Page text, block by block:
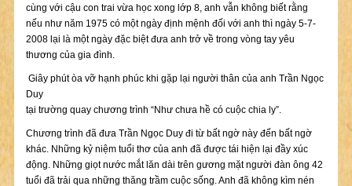
cùng với cậu con trai vừa học xong lớp 8, anh vẫn không biết rằng
nếu như năm 1975 có một ngày định mệnh đối với anh thì ngày 5-7-
2008 lại là một ngày đặc biệt đưa anh trở về trong vòng tay yêu
thương của gia đình.
Giây phút òa vỡ hạnh phúc khi gặp lại người thân của anh Trần Ngọc
Duy
tại trường quay chương trình “Như chưa hề có cuộc chia ly”.
Chương trình đã đưa Trần Ngọc Duy đi từ bất ngờ này đến bất ngờ
khác. Những kỷ niệm tuổi thơ của anh đã được tái hiện lại đầy xúc
động. Những giọt nước mắt lăn dài trên gương mặt người đàn ông 42
tuổi đã trải qua những thăng trầm cuộc sống. Anh đã không kìm nén